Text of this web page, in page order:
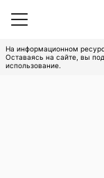
На информационном
Оставаясь на сайте, вы
использование.